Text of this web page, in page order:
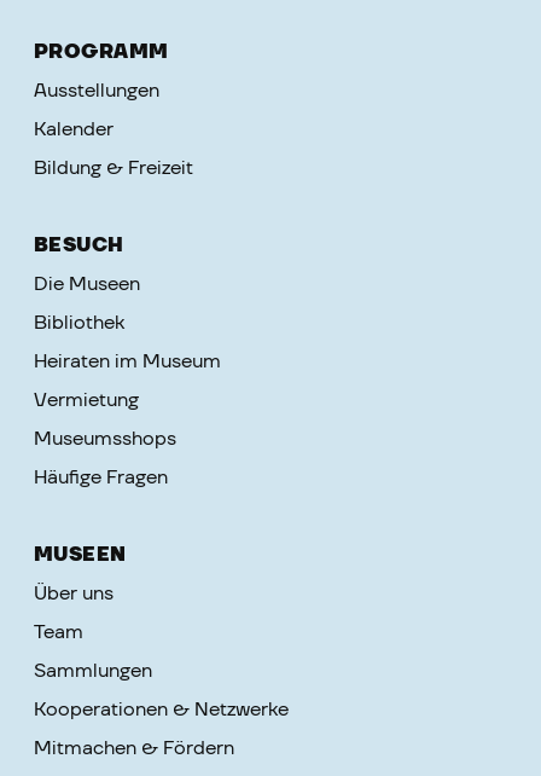
PROGRAMM
Ausstellungen
Kalender
Bildung & Freizeit
BESUCH
Die Museen
Bibliothek
Heiraten im Museum
Vermietung
Museumsshops
Häufige Fragen
MUSEEN
Über uns
Team
Sammlungen
Kooperationen & Netzwerke
Mitmachen & Fördern